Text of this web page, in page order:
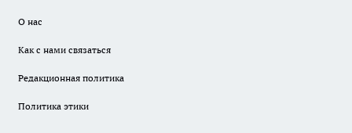
О нас
Как с нами связаться
Редакционная политика
Политика этики